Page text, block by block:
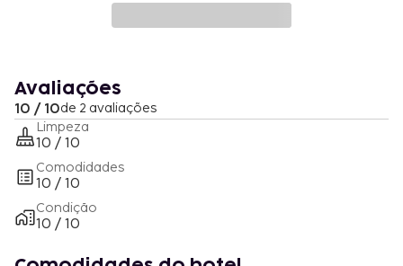
Avaliações
10 / 10de 2 avaliações
Limpeza
10 / 10
Comodidades
10 / 10
Condição
10 / 10